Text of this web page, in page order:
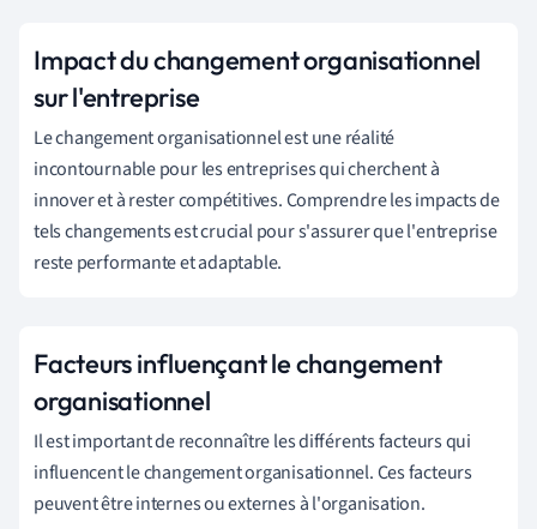
Impact du changement organisationnel
sur l'entreprise
Le changement organisationnel est une réalité
incontournable pour les entreprises qui cherchent à
innover et à rester compétitives. Comprendre les impacts de
tels changements est crucial pour s'assurer que l'entreprise
reste performante et adaptable.
Facteurs influençant le changement
organisationnel
Il est important de reconnaître les différents facteurs qui
influencent le changement organisationnel. Ces facteurs
peuvent être internes ou externes à l'organisation.